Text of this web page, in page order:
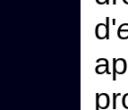
d'